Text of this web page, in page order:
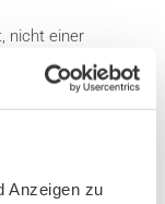
Anzeigen zu
nicht einer
–
unterworfen
entfaltet
oder die
dem